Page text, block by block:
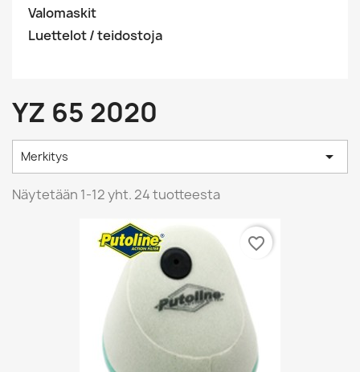
Valomaskit
Luettelot / teidostoja
YZ 65 2020
Merkitys 
Näytetään 1-12 yht. 24 tuotteesta
favorite_border